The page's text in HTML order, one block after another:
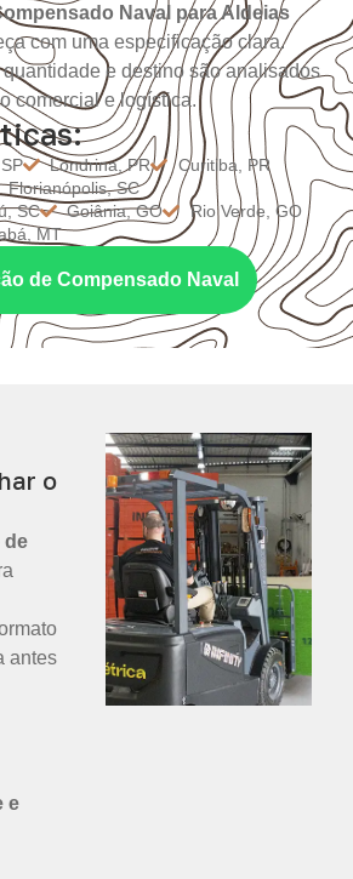
Naval para Aldeias
com uma especificação clara.
e destino são analisados
comercial e logística.
Londrina, PR
Curitiba, PR
Florianópolis, SC
SC
Goiânia, GO
Rio Verde, GO
MT
de Compensado Naval
o
de
antes
e